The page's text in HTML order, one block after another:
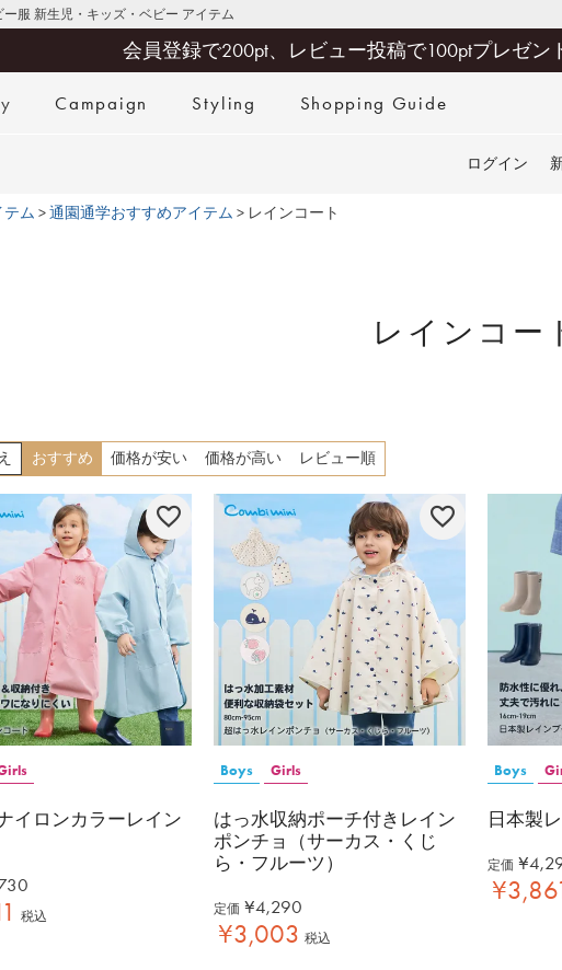
服 新生児・キッズ・ベビー アイテム
会員登録で200pt、レビュー投稿で100ptプレゼン
Campaign Styling Shopping Guide
ログイン
検索
テム 通園通学おすすめアイテム レインコート
レインコー
おすすめ 価格が安い 価格が高い レビュー順
イロンカラーレイン
税込
Boys Girls
はっ水収納ポーチ付きレイン
ポンチョ（サーカス・くじ
ら・フルーツ）
定価 ¥4,290
¥3,003 税込
Boys
日本製
定価 ¥
¥